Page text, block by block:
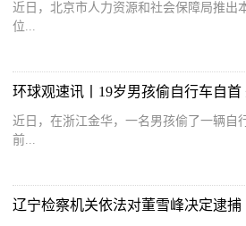
近日，北京市人力资源和社会保障局推出
位...
近日，在浙江金华，一名男孩偷了一辆自
前...
辽宁检察机关依法对董雪峰决定逮捕